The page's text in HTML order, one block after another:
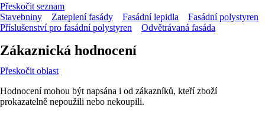
Přeskočit seznam
Stavebniny
Zateplení fasády Fasádní lepidla
Fasádní polystyren
Příslušenství pro fasádní polystyren
Odvětrávaná fasáda
Zákaznická hodnocení
Přeskočit oblast
Hodnocení mohou být napsána i od zákazníků, kteří zboží
prokazatelně nepoužili nebo nekoupili.